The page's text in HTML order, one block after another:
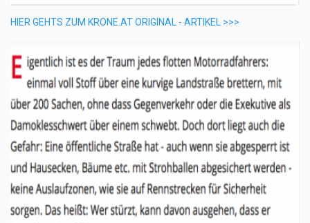
HIER GEHTS ZUM KRONE.AT ORIGINAL - ARTIKEL >>>